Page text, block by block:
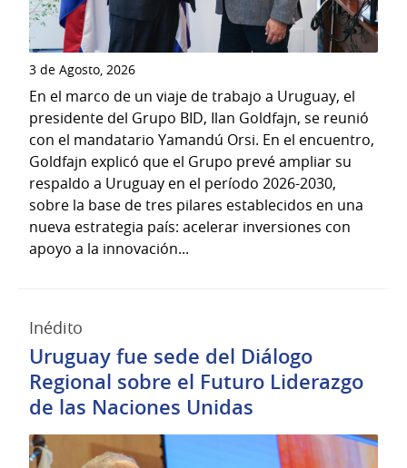
3 de Agosto, 2026
En el marco de un viaje de trabajo a Uruguay, el
presidente del Grupo BID, Ilan Goldfajn, se reunió
con el mandatario Yamandú Orsi. En el encuentro,
Goldfajn explicó que el Grupo prevé ampliar su
respaldo a Uruguay en el período 2026-2030,
sobre la base de tres pilares establecidos en una
nueva estrategia país: acelerar inversiones con
apoyo a la innovación...
Inédito
Uruguay fue sede del Diálogo
Regional sobre el Futuro Liderazgo
de las Naciones Unidas